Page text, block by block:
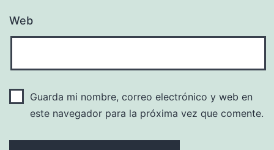
Web
Guarda mi nombre, correo electrónico y web en
este navegador para la próxima vez que comente.